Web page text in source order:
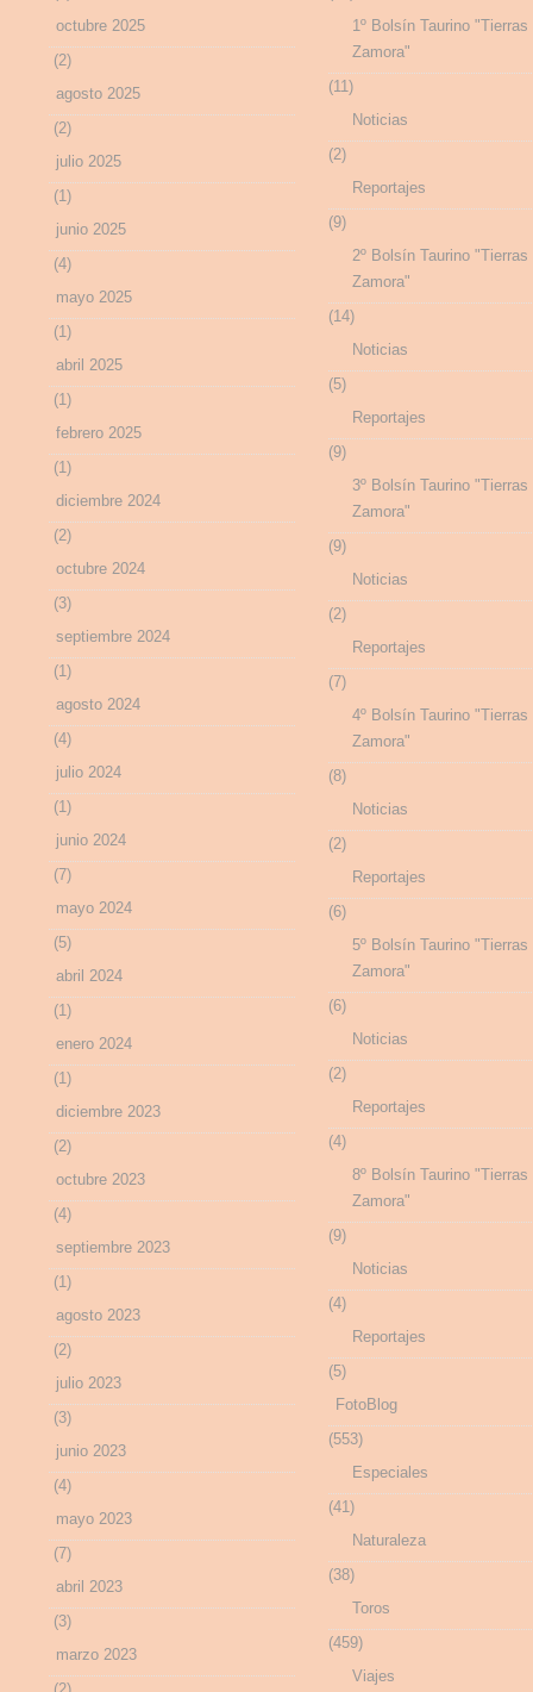
octubre 2025
(2)
agosto 2025
(2)
julio 2025
(1)
junio 2025
(4)
mayo 2025
(1)
abril 2025
(1)
febrero 2025
(1)
diciembre 2024
(2)
octubre 2024
(3)
septiembre 2024
(1)
agosto 2024
(4)
julio 2024
(1)
junio 2024
(7)
mayo 2024
(5)
abril 2024
(1)
enero 2024
(1)
diciembre 2023
(2)
octubre 2023
(4)
septiembre 2023
(1)
agosto 2023
(2)
julio 2023
(3)
junio 2023
(4)
mayo 2023
(7)
abril 2023
(3)
marzo 2023
1º Bolsín Taurino "Tierras
Zamora"
(11)
Noticias
(2)
Reportajes
(9)
2º Bolsín Taurino "Tierras
Zamora"
(14)
Noticias
(5)
Reportajes
(9)
3º Bolsín Taurino "Tierras
Zamora"
(9)
Noticias
(2)
Reportajes
(7)
4º Bolsín Taurino "Tierras
Zamora"
(8)
Noticias
(2)
Reportajes
(6)
5º Bolsín Taurino "Tierras
Zamora"
(6)
Noticias
(2)
Reportajes
(4)
8º Bolsín Taurino "Tierras
Zamora"
(9)
Noticias
(4)
Reportajes
(5)
FotoBlog
(553)
Especiales
(41)
Naturaleza
(38)
Toros
(459)
Viajes